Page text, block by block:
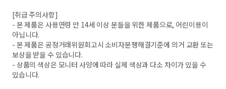
[취급 주의사항]
- 본 제품은 사용연령 만 14세 이상 분들을 위한 제품으로, 어린이용이
아닙니다.
- 본 제품은 공정거래위원회고시 소비자분쟁해결기준에 의거 교환 또는
보상을 받을 수 있습니다.
- 상품의 색상은 모니터 사양에 따라 실제 색상과 다소 차이가 있을 수
있습니다.